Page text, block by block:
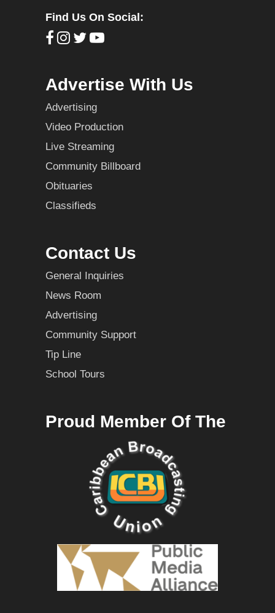
Find Us On Social:
Advertise With Us
Advertising
Video Production
Live Streaming
Community Billboard
Obituaries
Classifieds
Contact Us
General Inquiries
News Room
Advertising
Community Support
Tip Line
School Tours
Proud Member Of The